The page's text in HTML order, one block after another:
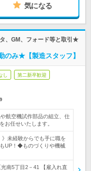
気になる
、GM、フォード等と取引★
のみ★【製造スタッフ】
し 第二新卒歓迎
航空機試作部品の組立、仕
お任せいたします。
》未経験からでも手に職を
UP！◆ものづくりや機械
南5丁目2－41 【雇入れ直